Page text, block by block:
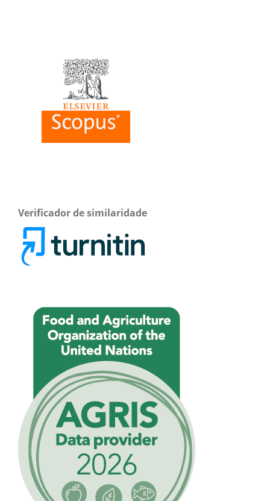
Verificador de similaridade